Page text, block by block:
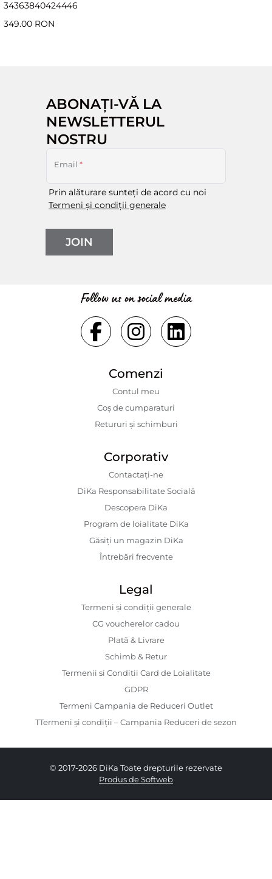
34363840424446
349.00 RON
ABONAȚI-VĂ LA
NEWSLETTERUL
NOSTRU
Email *
Prin alăturare sunteți de acord cu noi
Termeni și condiții generale
JOIN
Follow us on social media
Comenzi
Contul meu
Coș de cumparaturi
Retururi și schimburi
Corporativ
Contactaţi-ne
DiKa Responsabilitate Socială
Descopera DiKa
Program de loialitate DiKa
Găsiți un magazin DiKa
Întrebări frecvente
Legal
Termeni și condiții generale
CG voucherelor cadou
Plată & Livrare
Schimb & Retur
Termenii si Conditii Card de Loialitate
GDPR
Termeni Campania de Reduceri Outlet
TTermeni și condiții – Campania Reduceri de sezon
© 2017-2026 DiKa Toate drepturile rezervate
Produs de Softweb